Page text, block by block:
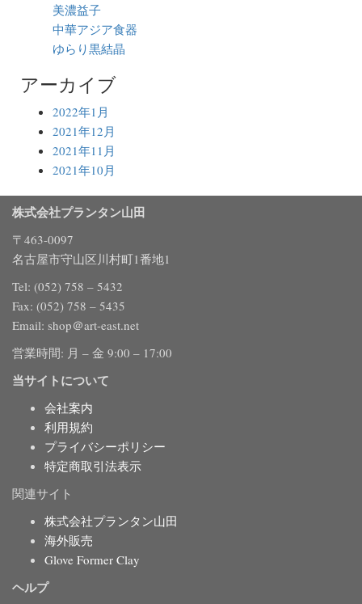
美濃益子
中華アジア食器
ゆらり黒結晶
アーカイブ
2022年1月
2021年12月
2021年11月
2021年10月
株式会社プランタン山田
〒463-0097
名古屋市守山区川村町1番地1
Tel: (052) 758 – 5432
Fax: (052) 758 – 5435
Email: shop＠art-east.net
営業時間: 月 – 金 9:00 – 17:00
当サイトについて
会社案内
利用規約
プライバシーポリシー
特定商取引法表示
関連サイト
株式会社プランタン山田
海外販売
Glove Former Clay
ヘルプ